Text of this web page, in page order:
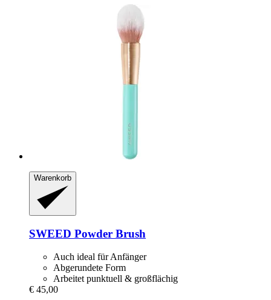
Warenkorb
SWEED Powder Brush
Auch ideal für Anfänger
Abgerundete Form
Arbeitet punktuell & großflächig
€ 45,00